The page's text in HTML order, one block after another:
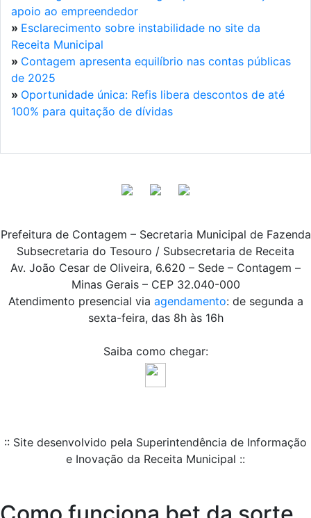
apoio ao empreendedor
» Esclarecimento sobre instabilidade no site da
Receita Municipal
» Contagem apresenta equilíbrio nas contas públicas
de 2025
» Oportunidade única: Refis libera descontos de até
100% para quitação de dívidas
Prefeitura de Contagem – Secretaria Municipal de Fazenda
Subsecretaria do Tesouro / Subsecretaria de Receita
Av. João Cesar de Oliveira, 6.620 – Sede – Contagem –
Minas Gerais – CEP 32.040-000
Atendimento presencial via agendamento: de segunda a
sexta-feira, das 8h às 16h
Saiba como chegar:
:: Site desenvolvido pela Superintendência de Informação
e Inovação da Receita Municipal ::